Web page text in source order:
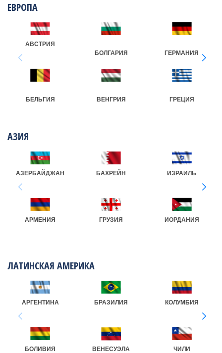
ЕВРОПА
АВСТРИЯ
БЕЛЬГИЯ
БОЛГАРИЯ
ВЕНГРИЯ
ГЕРМАНИЯ
ГРЕЦИЯ
АЗИЯ
АЗЕРБАЙДЖАН
АРМЕНИЯ
БАХРЕЙН
ГРУЗИЯ
ИЗРАИЛЬ
ИОРДАНИЯ
ЛАТИНСКАЯ АМЕРИКА
АРГЕНТИНА
БОЛИВИЯ
БРАЗИЛИЯ
ВЕНЕСУЭЛА
КОЛУМБИЯ
ЧИЛИ